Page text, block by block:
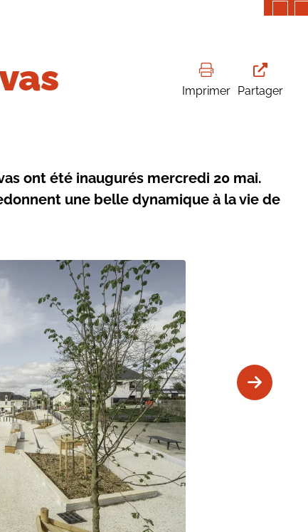
Imprimer Partager
ont été inaugurés mercredi 20 mai.
une belle dynamique à la vie de